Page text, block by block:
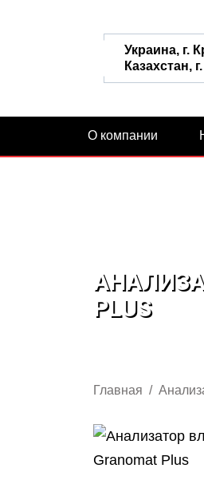
Украина, г.
Казахстан,
О компании
PLUS
Главная